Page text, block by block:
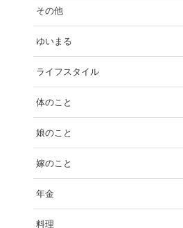
その他
ゆいまる
ライフスタイル
体のこと
娘のこと
嫁のこと
年金
料理